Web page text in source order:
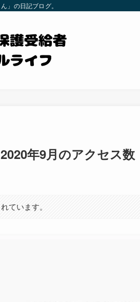
」の日記ブログ。
年9月のアクセス数
ています。